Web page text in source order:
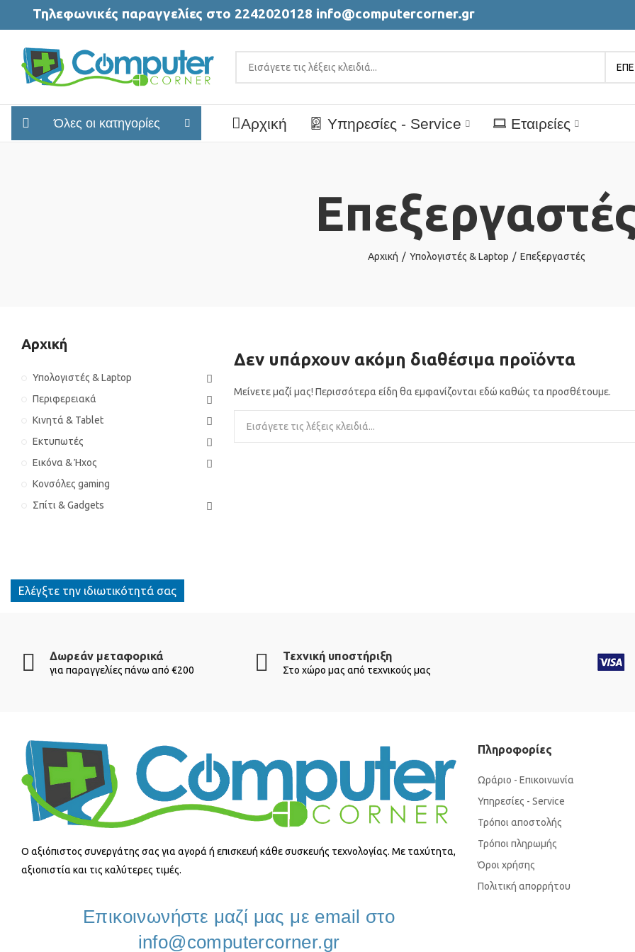
Τηλεφωνικές παραγγελίες στο 2242020128 info@computercorner.gr
Όλες οι κατηγορίες Αρχική Υπηρεσίες - Service Εταιρείες
Αρχική Υπολογιστές & Laptop Επεξεργαστές
Δεν υπάρχουν ακόμη διαθέσιμα προϊόντα
Μείνετε μαζί μας! Περισσότερα είδη θα εμφανίζονται εδώ καθώς τα προσθέτουμε.
Αρχική
Υπολογιστές & Laptop
Περιφερειακά
Κινητά & Tablet
Εκτυπωτές
Εικόνα & Ήχος
Κονσόλες gaming
Σπίτι & Gadgets
Ελέγξτε την ιδιωτικότητά σας
Δωρεάν μεταφορικά
για παραγγελίες πάνω από €200
Τεχνική υποστήριξη
Στο χώρο μας από τεχνικούς μας
O αξιόπιστος συνεργάτης σας για αγορά ή επισκευή κάθε συσκευής τεχνολογίας. Με ταχύτητα,
αξιοπιστία και τις καλύτερες τιμές.
Επικοινωνήστε μαζί μας με email στο
info@computercorner.gr
Πληροφορίες
Ωράριο - Επικοινωνία
Υπηρεσίες - Service
Τρόποι αποστολής
Τρόποι πληρωμής
Όροι χρήσης
Πολιτική απορρήτου